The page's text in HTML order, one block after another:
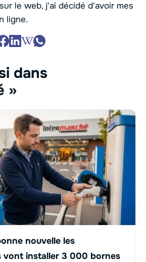
le web, j'ai décidé d'avoir mes
ligne.
dans
»
nouvelle les
vont installer 3 000 bornes